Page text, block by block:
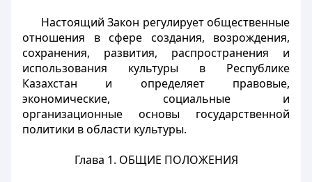
Настоящий Закон регулирует общественные
отношения в сфере создания, возрождения,
сохранения, развития, распространения и
использования культуры в Республике
Казахстан и определяет правовые,
экономические, социальные и
организационные основы государственной
политики в области культуры.
Глава 1. ОБЩИЕ ПОЛОЖЕНИЯ